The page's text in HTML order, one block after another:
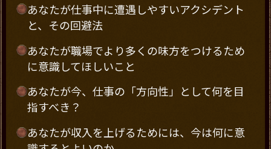
あなたが仕事中に遭遇しやすいアクシデント
と、その回避法
あなたが職場でより多くの味方をつけるため
に意識してほしいこと
あなたが今、仕事の「方向性」として何を目
指すべき？
あなたが収入を上げるためには、今は何に意